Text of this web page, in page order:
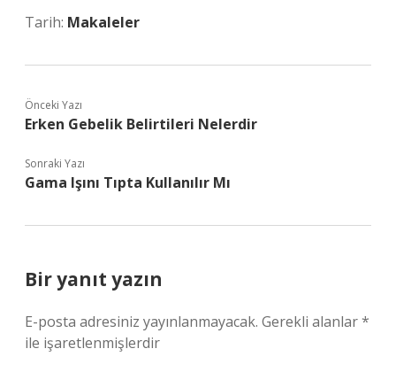
Tarih: Makaleler
Önceki Yazı
Erken Gebelik Belirtileri Nelerdir
Sonraki Yazı
Gama Işını Tıpta Kullanılır Mı
Bir yanıt yazın
E-posta adresiniz yayınlanmayacak. Gerekli alanlar*
ile işaretlenmişlerdir